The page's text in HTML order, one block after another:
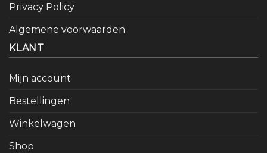
Privacy Policy
Algemene voorwaarden
KLANT
Mijn account
Bestellingen
Winkelwagen
Shop